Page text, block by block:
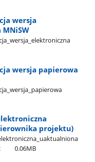
wersja
wersja papierowa
projektu)
0.06MB